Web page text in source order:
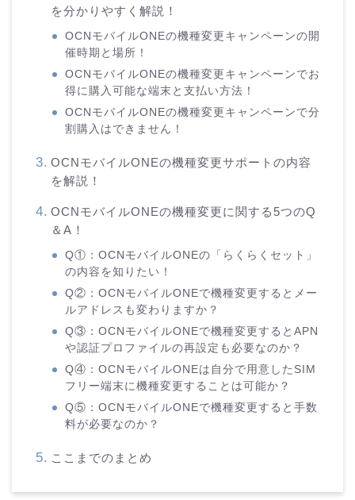
を分かりやすく解説！
OCNモバイルONEの機種変更キャンペーンの開
催時期と場所！
OCNモバイルONEの機種変更キャンペーンでお
得に購入可能な端末と支払い方法！
OCNモバイルONEの機種変更キャンペーンで分
割購入はできません！
OCNモバイルONEの機種変更サポートの内容
を解説！
OCNモバイルONEの機種変更に関する5つのQ
＆A！
Q①：OCNモバイルONEの「らくらくセット」
の内容を知りたい！
Q②：OCNモバイルONEで機種変更するとメー
ルアドレスも変わりますか？
Q③：OCNモバイルONEで機種変更するとAPN
や認証プロファイルの再設定も必要なのか？
Q④：OCNモバイルONEは自分で用意したSIM
フリー端末に機種変更することは可能か？
Q⑤：OCNモバイルONEで機種変更すると手数
料が必要なのか？
ここまでのまとめ